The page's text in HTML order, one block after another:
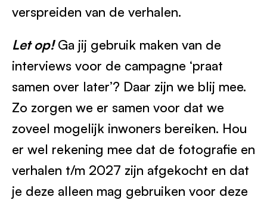
verspreiden van de verhalen.
Let op! Ga jij gebruik maken van de
interviews voor de campagne ‘praat
samen over later’? Daar zijn we blij mee.
Zo zorgen we er samen voor dat we
zoveel mogelijk inwoners bereiken. Hou
er wel rekening mee dat de fotografie en
verhalen t/m 2027 zijn afgekocht en dat
je deze alleen mag gebruiken voor deze